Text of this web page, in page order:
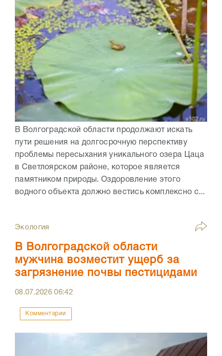
В Волгоградской области продолжают искать
пути решения на долгосрочную перспективу
проблемы пересыхания уникального озера Цаца
в Светлоярском районе, которое является
памятником природы. Оздоровление этого
водного объекта должно вестись комплексно с...
Экология
В Волгоградской области
мужчина возместит ущерб за
загрязнение почвы пестицидами
08.07.202606:42
Комментарии